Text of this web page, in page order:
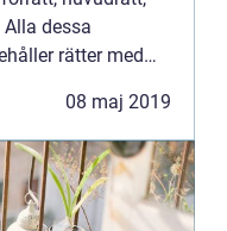
dessa
rätter med
08 maj 2019